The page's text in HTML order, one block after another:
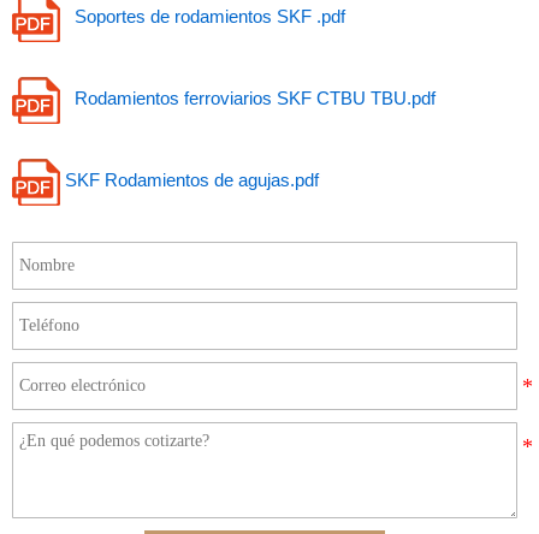
Soportes de rodamientos SKF .pdf
Rodamientos ferroviarios SKF CTBU TBU.pdf
SKF Rodamientos de agujas.pdf